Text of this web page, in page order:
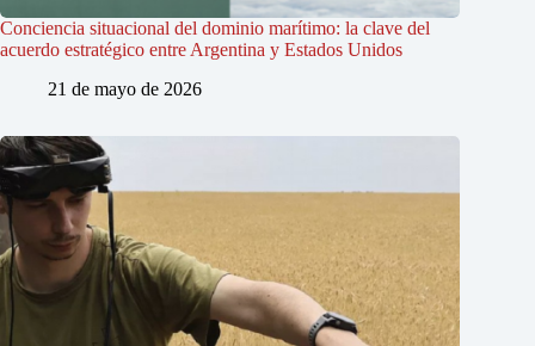
Conciencia situacional del dominio marítimo: la clave del
acuerdo estratégico entre Argentina y Estados Unidos
21 de mayo de 2026